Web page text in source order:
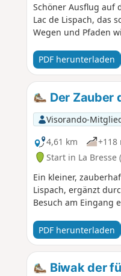
Schöner Ausflug auf
Lac de Lispach, das
Wegen und Pfaden
PDF herunterladen
Der Zauber
Visorando-
4,61 km
+118
Start in La Bresse
Ein kleiner,
Lispach, ergänzt
Besuch am Eingang
PDF herunterladen
Biwak der